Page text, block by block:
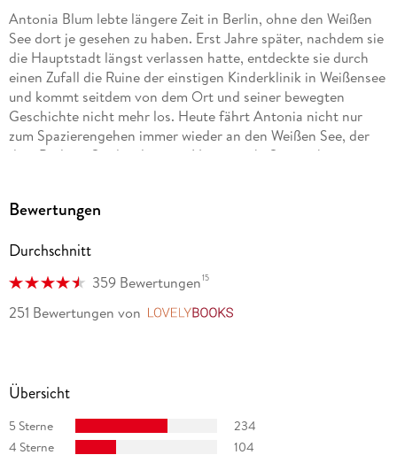
Antonia Blum lebte längere Zeit in Berlin, ohne den Weißen
See dort je gesehen zu haben. Erst Jahre später, nachdem sie
die Hauptstadt längst verlassen hatte, entdeckte sie durch
einen Zufall die Ruine der einstigen Kinderklinik in Weißensee
und kommt seitdem von dem Ort und seiner bewegten
Geschichte nicht mehr los. Heute fährt Antonia nicht nur
zum Spazierengehen immer wieder an den Weißen See, der
dem Berliner Stadtteil seinen Namen gab. Sie ist überzeugt,
Bewertungen
Durchschnitt
359 Bewertungen15
251 Bewertungen von
Übersicht
5 Sterne
234
4 Sterne
104